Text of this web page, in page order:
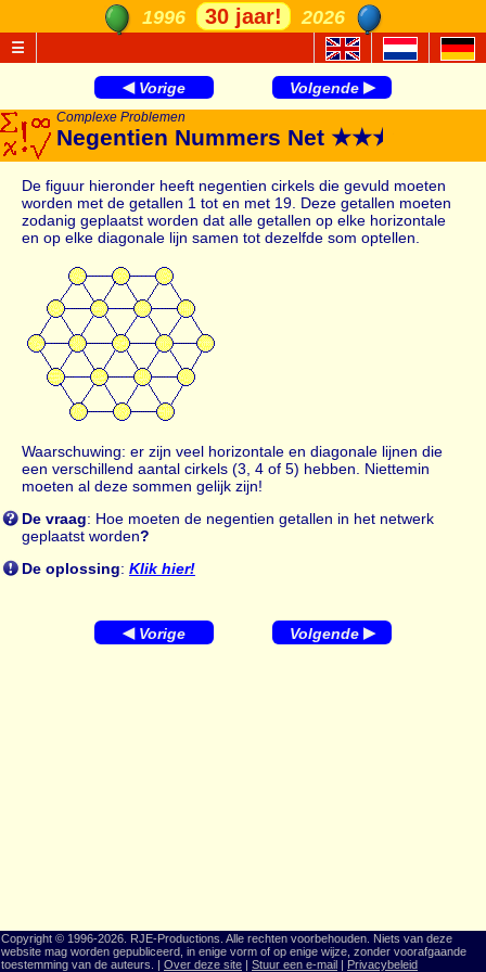
1996 30 jaar! 2026
☰
◀ Vorige Volgende ▶
Complexe Problemen
Negentien Nummers Net ★★★
De figuur hieronder heeft negentien cirkels die gevuld moeten
worden met de getallen 1 tot en met 19. Deze getallen moeten
zodanig geplaatst worden dat alle getallen op elke horizontale
en op elke diagonale lijn samen tot dezelfde som optellen.
Waarschuwing: er zijn veel horizontale en diagonale lijnen die
een verschillend aantal cirkels (3, 4 of 5) hebben. Niettemin
moeten al deze sommen gelijk zijn!
De vraag: Hoe moeten de negentien getallen in het netwerk
geplaatst worden?
De oplossing: Klik hier!
◀ Vorige Volgende ▶
Copyright © 1996-2026. RJE-Productions. Alle rechten voorbehouden. Niets van deze
website mag worden gepubliceerd, in enige vorm of op enige wijze, zonder voorafgaande
toestemming van de auteurs. | Over deze site | Stuur een e-mail | Privacybeleid